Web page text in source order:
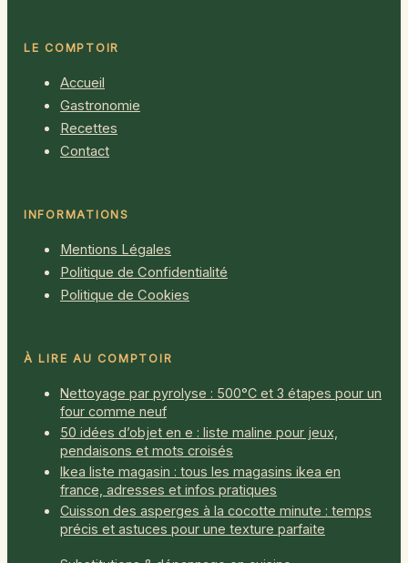
LE COMPTOIR
Accueil
Gastronomie
Recettes
Contact
INFORMATIONS
Mentions Légales
Politique de Confidentialité
Politique de Cookies
À LIRE AU COMPTOIR
Nettoyage par pyrolyse : 500°C et 3 étapes pour un
four comme neuf
50 idées d’objet en e : liste maline pour jeux,
pendaisons et mots croisés
Ikea liste magasin : tous les magasins ikea en
france, adresses et infos pratiques
Cuisson des asperges à la cocotte minute : temps
précis et astuces pour une texture parfaite